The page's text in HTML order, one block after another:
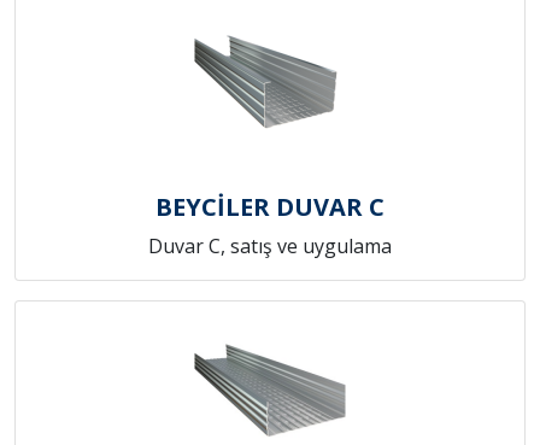
BEYCİLER DUVAR C
Duvar C, satış ve uygulama